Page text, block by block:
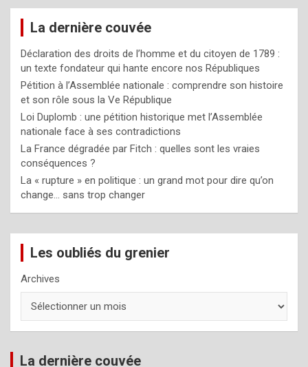
La dernière couvée
Déclaration des droits de l’homme et du citoyen de 1789 :
un texte fondateur qui hante encore nos Républiques
Pétition à l’Assemblée nationale : comprendre son histoire
et son rôle sous la Ve République
Loi Duplomb : une pétition historique met l’Assemblée
nationale face à ses contradictions
La France dégradée par Fitch : quelles sont les vraies
conséquences ?
La « rupture » en politique : un grand mot pour dire qu’on
change… sans trop changer
Les oubliés du grenier
Archives
La dernière couvée